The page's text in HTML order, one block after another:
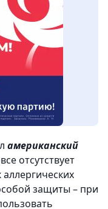
американский
отсутствует
защиты – при